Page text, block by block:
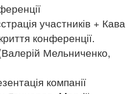
участників + Кава
конференції.
Мельниченко,
компанії